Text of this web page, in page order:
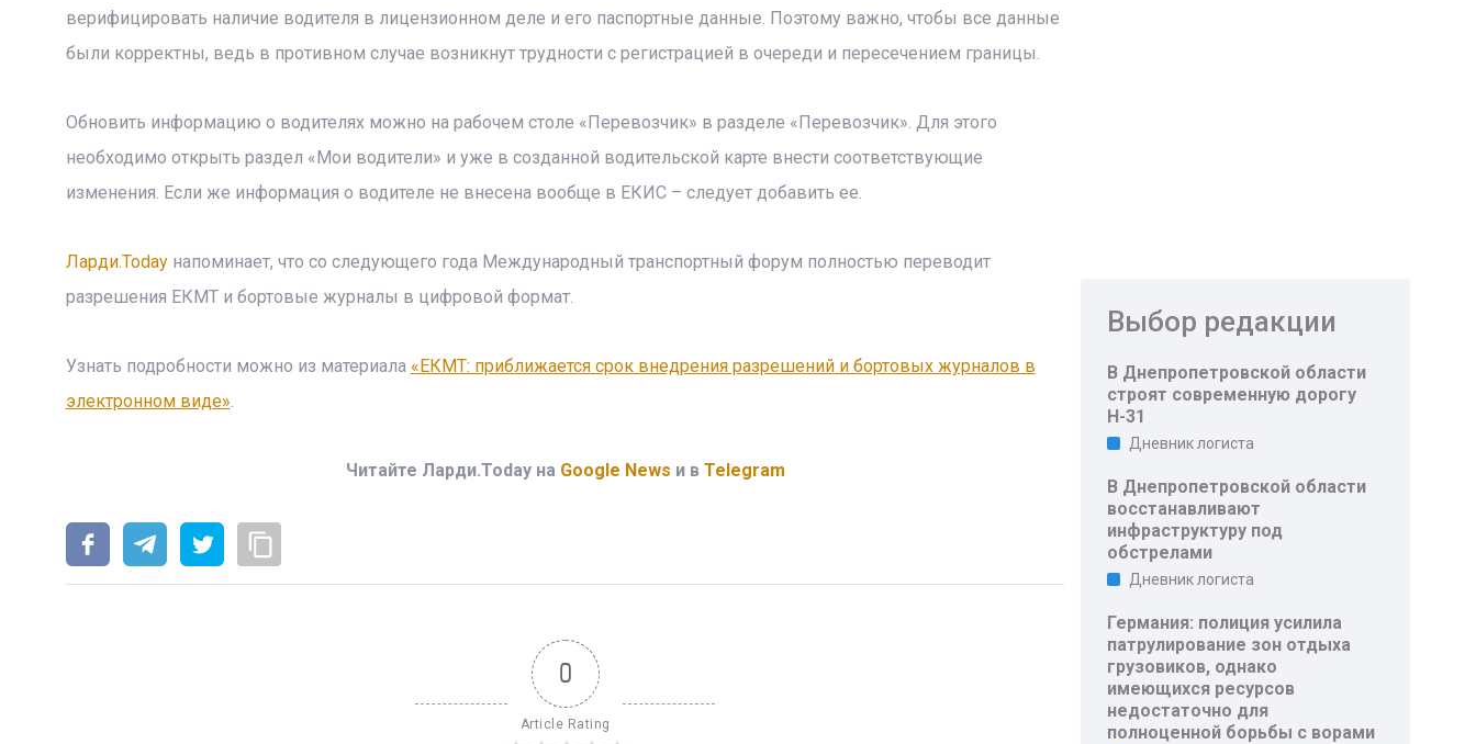
верифицировать наличие водителя в лицензионном деле и его паспортные данные. Поэтому важно, чтобы все данные
были корректны, ведь в противном случае возникнут трудности с регистрацией в очереди и пересечением границы.
Обновить информацию о водителях можно на рабочем столе «Перевозчик» в разделе «Перевозчик». Для этого
необходимо открыть раздел «Мои водители» и уже в созданной водительской карте внести соответствующие
изменения. Если же информация о водителе не внесена вообще в ЕКИС – следует добавить ее.
Ларди.Todayнапоминает, что со следующего года Международный транспортный форум полностью переводит
разрешения ЕКМТ и бортовые журналы в цифровой формат.
Узнать подробности можно из материала «ЕКМТ: приближается срок внедрения разрешений и бортовых журналов в
электронном виде».
Читайте Ларди.Today на Google News и в Telegram
0
Article Rating
Выбор редакции
В Днепропетровской области
строят современную дорогу
Н-31
Дневник логиста
В Днепропетровской области
восстанавливают
инфраструктуру под
обстрелами
Дневник логиста
Германия: полиция усилила
патрулирование зон отдыха
грузовиков, однако
имеющихся ресурсов
недостаточно для
полноценной борьбы с ворами